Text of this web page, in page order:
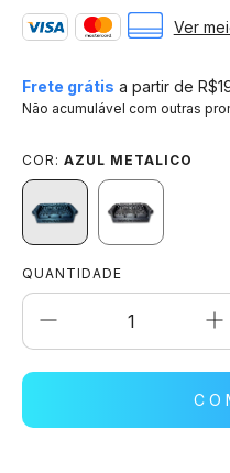
Ver
Frete grátis a partir de
Não acumulável com outras
COR: AZUL METALICO
QUANTIDADE